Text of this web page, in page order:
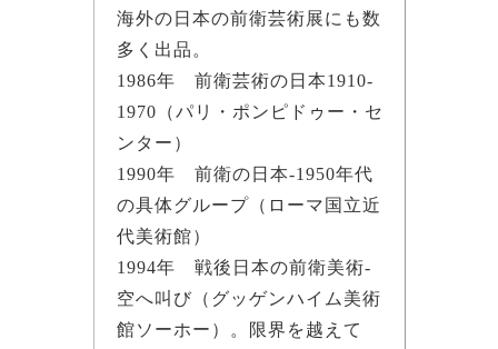
海外の日本の前衛芸術展にも数
多く出品。
1986年 前衛芸術の日本1910-
1970（パリ・ポンピドゥー・セ
ンター）
1990年 前衛の日本-1950年代
の具体グループ（ローマ国立近
代美術館）
1994年 戦後日本の前衛美術-
空へ叫び（グッゲンハイム美術
館ソーホー）。限界を越えて